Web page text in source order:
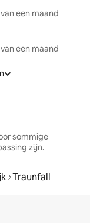
een maand
een maand
sommige
zijn.
Traunfall